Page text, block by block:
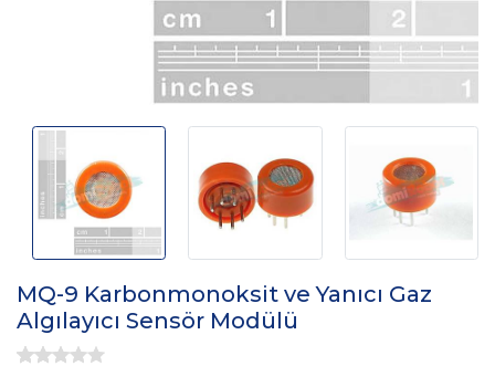
MQ-9 Karbonmonoksit ve Yanıcı Gaz
Algılayıcı Sensör Modülü